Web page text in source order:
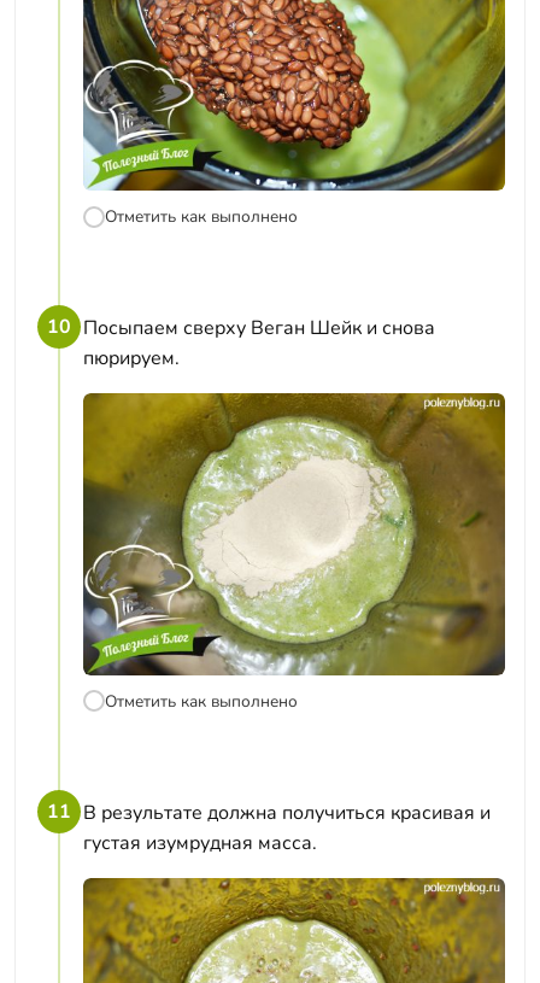
Отметить как выполнено
10 Посыпаем сверху Веган Шейк и снова
пюрируем.
Отметить как выполнено
11 В результате должна получиться красивая и
густая изумрудная масса.